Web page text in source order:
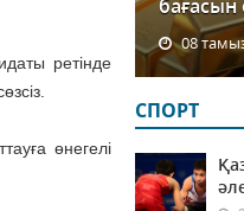
ретінде
өнегелі
бағасын
08
СПОРТ